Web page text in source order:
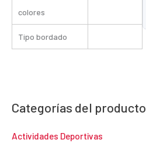
colores
Tipo bordado
Categorías del producto
Actividades Deportivas